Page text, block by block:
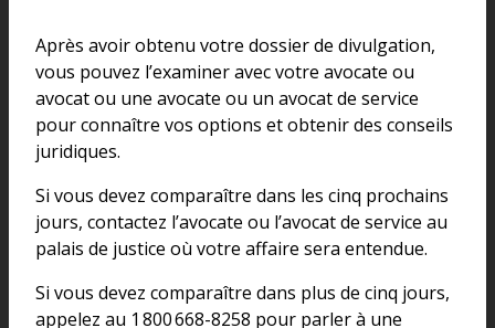
Après avoir obtenu votre dossier de divulgation,
vous pouvez l’examiner avec votre avocate ou
avocat ou une avocate ou un avocat de service
pour connaître vos options et obtenir des conseils
juridiques.
Si vous devez comparaître dans les cinq prochains
jours, contactez l’avocate ou l’avocat de service au
palais de justice où votre affaire sera entendue.
Si vous devez comparaître dans plus de cinq jours,
appelez au 1 800 668-8258 pour parler à une